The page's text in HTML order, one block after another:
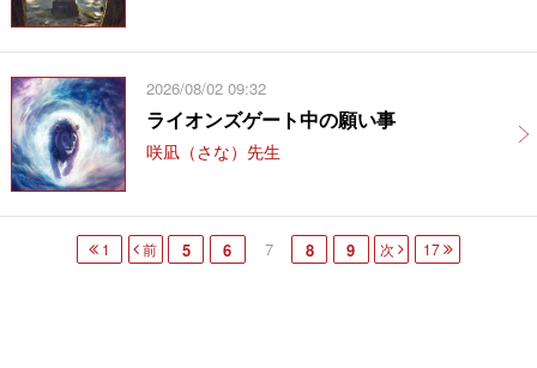
2026/08/02 09:32
ライオンズゲート中の願い事
咲凪（さな）先生
1 前 5 6 7 8 9 次 17